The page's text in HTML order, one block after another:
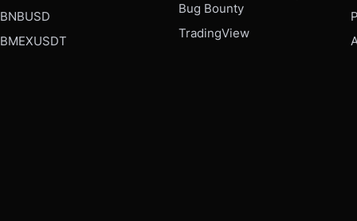
BNBUSD
BMEXUSDT
Bug Bounty
TradingView